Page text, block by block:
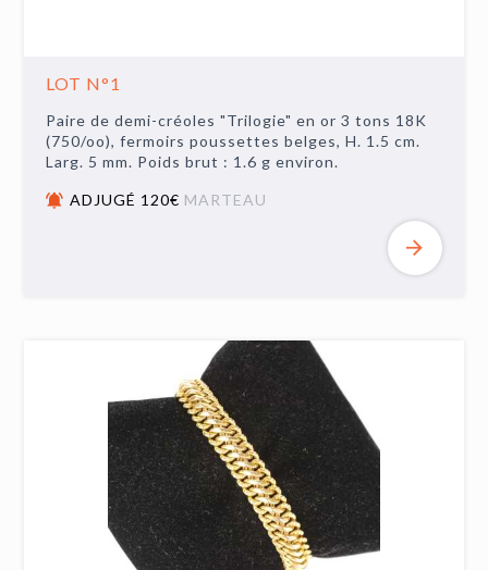
LOT N°1
Paire de demi-créoles "Trilogie" en or 3 tons 18K
(750/oo), fermoirs poussettes belges, H. 1.5 cm.
Larg. 5 mm. Poids brut : 1.6 g environ.
ADJUGÉ 120€ MARTEAU